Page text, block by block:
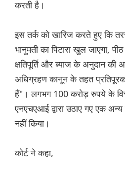
करती है।
इस तर्क को खारिज करते हुए कि
भानुमती का पिटारा खुल जाएगा,
क्षतिपूर्ति और ब्याज के अनुदान की
अधिग्रहण कानून के तहत
हैं"। लगभग 100 करोड़ रुपये के
एनएचएआई द्वारा उठाए गए एक
नहीं किया।
कोर्ट ने कहा,